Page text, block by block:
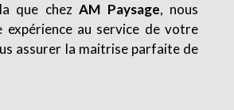
que chezAM Paysage, nous
au service de votre
assurer la maitrise parfaite de